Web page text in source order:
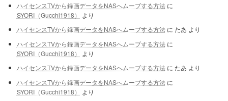
ハイセンスTVから録画データをNASへムーブする方法に
SYORI（Gucchi1918）
より
ハイセンスTVから録画データをNASへムーブする方法に たあ より
ハイセンスTVから録画データをNASへムーブする方法に
SYORI（Gucchi1918）
より
ハイセンスTVから録画データをNASへムーブする方法に たあ より
ハイセンスTVから録画データをNASへムーブする方法に
SYORI（Gucchi1918）
より